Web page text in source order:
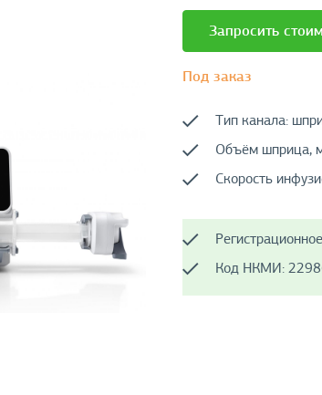
Запросить
Под заказ
Тип канала:
Объём шприца,
Скорость
Код НКМИ: